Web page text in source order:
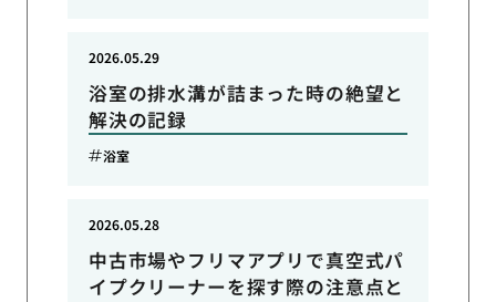
浴室の排水溝が詰まった時の絶望と
解決の記録
2026.05.29
浴室
中古市場やフリマアプリで真空式パ
イプクリーナーを探す際の注意点と
2026.05.28